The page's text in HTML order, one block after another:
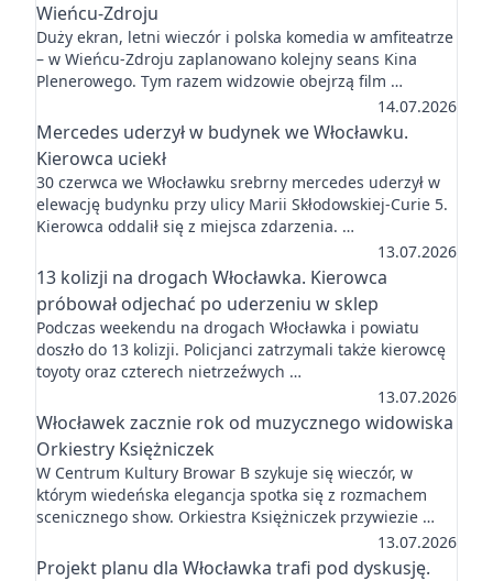
Wieńcu-Zdroju
Duży ekran, letni wieczór i polska komedia w amfiteatrze
– w Wieńcu-Zdroju zaplanowano kolejny seans Kina
Plenerowego. Tym razem widzowie obejrzą film …
14.07.2026
Mercedes uderzył w budynek we Włocławku.
Kierowca uciekł
30 czerwca we Włocławku srebrny mercedes uderzył w
elewację budynku przy ulicy Marii Skłodowskiej-Curie 5.
Kierowca oddalił się z miejsca zdarzenia. …
13.07.2026
13 kolizji na drogach Włocławka. Kierowca
próbował odjechać po uderzeniu w sklep
Podczas weekendu na drogach Włocławka i powiatu
doszło do 13 kolizji. Policjanci zatrzymali także kierowcę
toyoty oraz czterech nietrzeźwych …
13.07.2026
Włocławek zacznie rok od muzycznego widowiska
Orkiestry Księżniczek
W Centrum Kultury Browar B szykuje się wieczór, w
którym wiedeńska elegancja spotka się z rozmachem
scenicznego show. Orkiestra Księżniczek przywiezie …
13.07.2026
Projekt planu dla Włocławka trafi pod dyskusję.